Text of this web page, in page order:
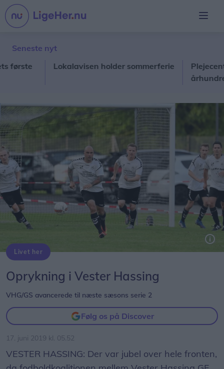
Seneste nyt
Lokalavisen holder sommerferie
Plejecenter
århundrede
Livet her
Oprykning i Vester Hassing
VHG/GS avancerede til næste sæsons serie 2
Følg os på Discover
17. juni 2019 kl. 05.52
VESTER HASSING: Der var jubel over hele fronten,